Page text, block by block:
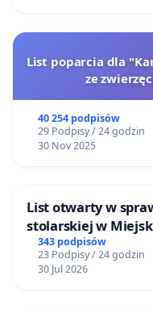
List poparcia dla
ze
40 254 podpisów
29 Podpisy / 24 godzin
30 Nov 2025
List otwarty w
stolarskiej w
Gdańsku
343 podpisów
23 Podpisy / 24 godzin
30 Jul 2026